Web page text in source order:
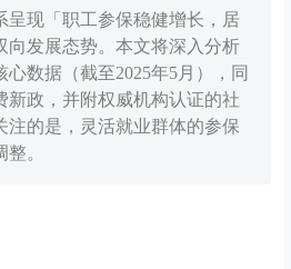
呈现「职工参保稳健增长，居
向发展态势。本文将深入分析
数据（截至2025年5月），同
新政，并附权威机构认证的社
注的是，灵活就业群体的参保
。